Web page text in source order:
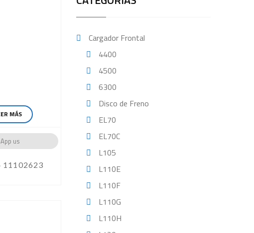
MÁS
us
11102623
Cargador Frontal
4400
4500
6300
Disco de Freno
EL70
EL70C
L105
L110E
L110F
L110G
L110H